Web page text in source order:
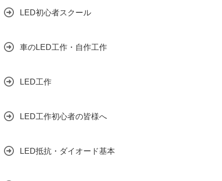
LED初心者スクール
車のLED工作・自作工作
LED工作
LED工作初心者の皆様へ
LED抵抗・ダイオード基本